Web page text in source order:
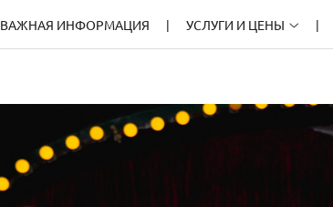
ВАЖНАЯ ИНФОРМАЦИЯ УСЛУГИ И ЦЕНЫ